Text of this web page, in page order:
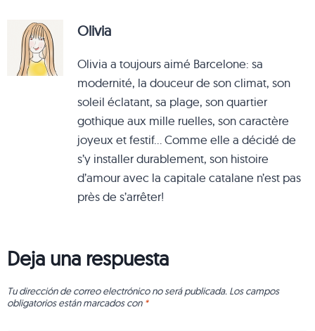
Olivia
Olivia a toujours aimé Barcelone: sa
modernité, la douceur de son climat, son
soleil éclatant, sa plage, son quartier
gothique aux mille ruelles, son caractère
joyeux et festif… Comme elle a décidé de
s’y installer durablement, son histoire
d’amour avec la capitale catalane n’est pas
près de s’arrêter!
Deja una respuesta
Tu dirección de correo electrónico no será publicada. Los campos
obligatorios están marcados con *